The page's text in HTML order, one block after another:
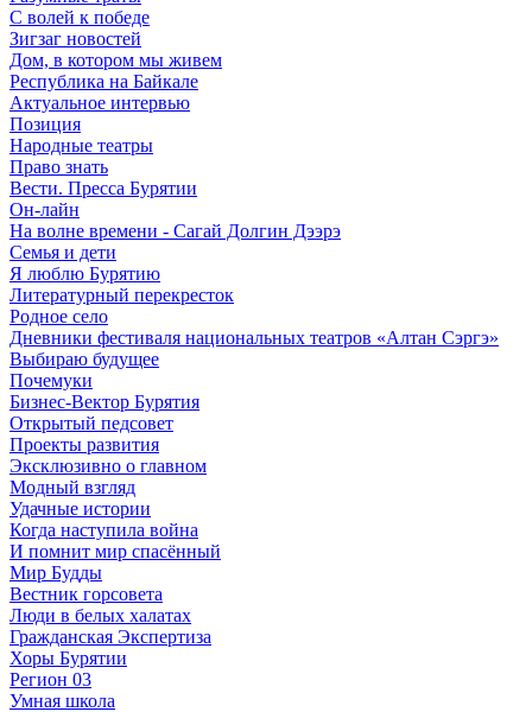
С волей к победе
Зигзаг новостей
Дом, в котором мы живем
Республика на Байкале
Актуальное интервью
Позиция
Народные театры
Право знать
Вести. Пресса Бурятии
Он-лайн
На волне времени - Сагай Долгин Дээрэ
Семья и дети
Я люблю Бурятию
Литературный перекресток
Родное село
Дневники фестиваля национальных театров «Алтан Сэргэ»
Выбираю будущее
Почемуки
Бизнес-Вектор Бурятия
Открытый педсовет
Проекты развития
Эксклюзивно о главном
Модный взгляд
Удачные истории
Когда наступила война
И помнит мир спасённый
Мир Будды
Вестник горсовета
Люди в белых халатах
Гражданская Экспертиза
Хоры Бурятии
Регион 03
Умная школа